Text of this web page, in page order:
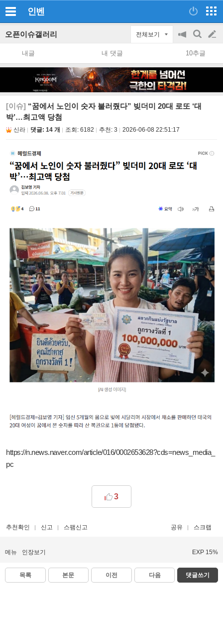
인벤
오픈이슈갤러리 전체보기
공
지
on/off
검
색
글
쓰
내글 내 댓글 10추글
[이슈] “꿈에서 노인이 숫자 불러줬다” 빚더미 20대 로또 ‘대
박’…최고액 당첨
신라 댓글: 14 개 조회: 6182 추천: 3 2026-06-08 22:51:17
https://n.news.naver.com/article/016/0002653628?cds=news_media_
pc
3
추천확인 신고 스팸신고 공유 스크랩
메뉴 인장보기 EXP 15%
목록 본문 이전 다음 댓글쓰기